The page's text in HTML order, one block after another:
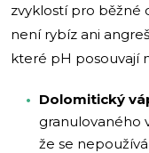
zvyklostí pro běžné
není rybíz ani
které pH posouvají
Dolomitický
granulovaného
že se